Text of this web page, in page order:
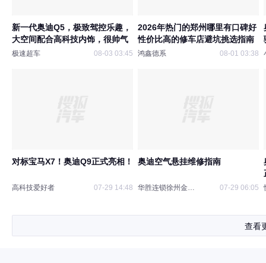
新一代奥迪Q5，极致驾控乐趣，
大空间配合高科技内饰，很帅气
极速超车 08-03 03:45
2026年热门的郑州哪里有口碑好
性价比高的修车店避坑挑选指南
鸿鑫德系 08-01 03:38
对标宝马X7！奥迪Q9正式亮相！
高科技爱好者 07-29 14:48
奥迪空气悬挂维修指南
华胜连锁徐州金山桥店 07-29 06:05
查看